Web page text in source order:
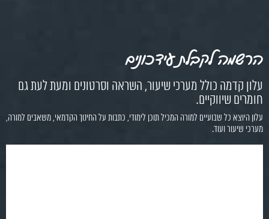
הרשמה לקבלת עידכונים
עלון קדמה כולל מערכי שיעור, השראה וסרטונים ומעת לעת גם
חומרים שיווקיים.
עלון היוצא כל שבועיים למורה המכיל תוכן לימודי, כתבות על החינוך הקדמאי, משאבים למורה,
מערכי שיעור ועוד.